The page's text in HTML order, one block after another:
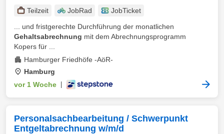
Teilzeit JobRad
JobTicket
... und fristgerechte Durchführung der monatlichen
Gehaltsabrechnung mit dem Abrechnungsprogramm
Kopers für ...
Hamburger Friedhöfe -AöR-
Hamburg
vor 1 Woche
Personalsachbearbeitung / Schwerpunkt
Entgeltabrechnung w/m/d